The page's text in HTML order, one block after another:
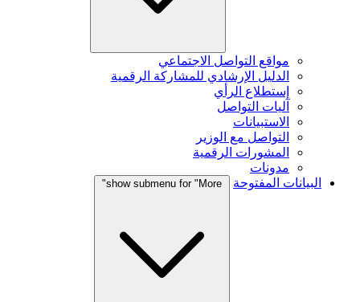
مواقع التواصل الاجتماعي
الدليل الإرشادي للمشاركة الرقمية
إستطلاع الرأي
آليات التواصل
الاستبيانات
التواصل مع الوزير
المشورات الرقمية
مدونات
البيانات المفتوحة
show submenu for "More"